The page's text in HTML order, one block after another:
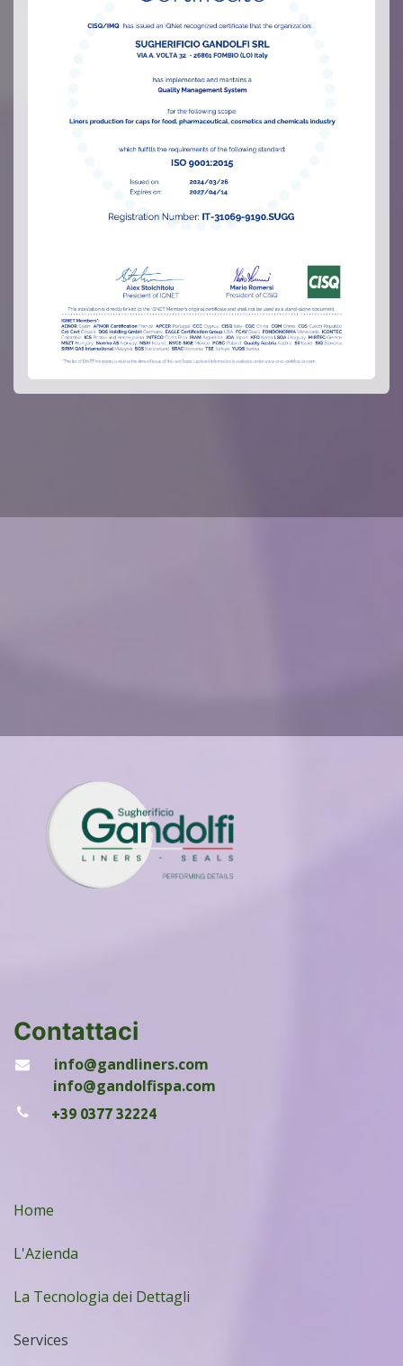
Contattaci
info@gandliners.com
info@gandolfispa.com
+39 0377 32224
Home
L'Azienda
La Tecnologia dei Dettagli
Services